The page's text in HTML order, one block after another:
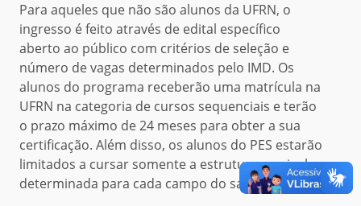
Para aqueles que não são alunos da UFRN, o
ingresso é feito através de edital específico
aberto ao público com critérios de seleção e
número de vagas determinados pelo IMD. Os
alunos do programa receberão uma matrícula na
UFRN na categoria de cursos sequenciais e terão
o prazo máximo de 24 meses para obter a sua
certificação. Além disso, os alunos do PES estarão
limitados a cursar somente a estrutura curricular
determinada para cada campo do saber.